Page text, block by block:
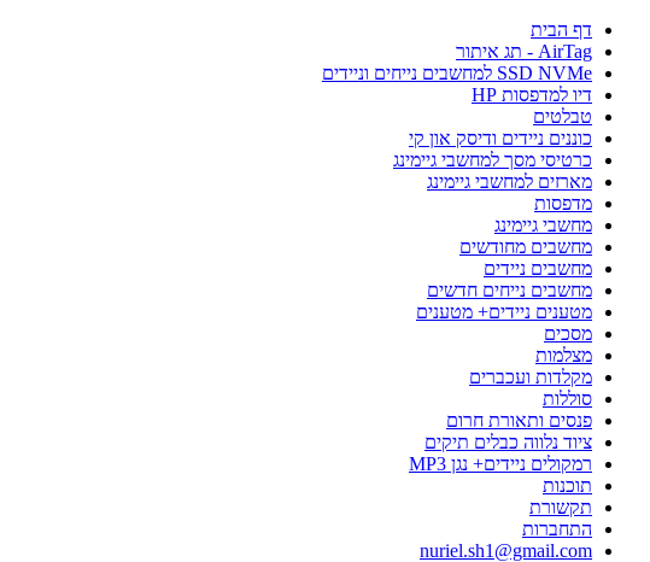
דף הבית
AirTag - תג איתור
SSD NVMe למחשבים נייחים וניידים
דיו למדפסות HP
טבלטים
כוננים ניידים ודיסק און קי
כרטיסי מסך למחשבי גיימינג
מארזים למחשבי גיימינג
מדפסות
מחשבי גיימינג
מחשבים מחודשים
מחשבים ניידים
מחשבים נייחים חדשים
מטענים ניידים+ מטענים
מסכים
מצלמות
מקלדות ועכברים
סוללות
פנסים ותאורת חרום
ציוד נלווה כבלים תיקים
רמקולים ניידים+ נגן MP3
תוכנות
תקשורת
התחברות
nuriel.sh1@gmail.com